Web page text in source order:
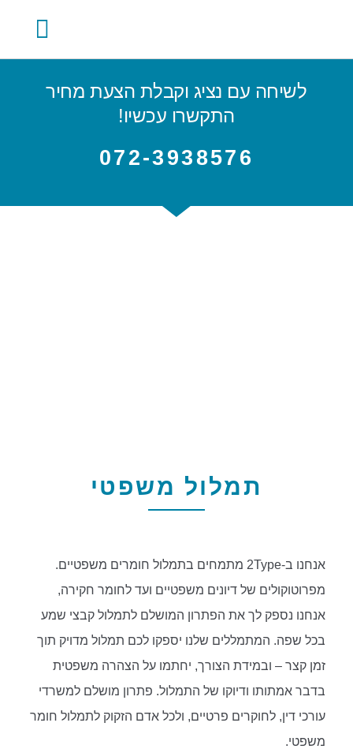
לשיחה עם נציג וקבלת הצעת מחיר
התקשרו עכשיו!
072-3938576
תמלול משפטי
אנחנו ב-2Type מתמחים בתמלול חומרים משפטיים.
מפרוטוקולים של דיונים משפטיים ועד לחומר חקירה,
אנחנו נספק לך את הפתרון המושלם לתמלול קבצי שמע
בכל שפה. המתמללים שלנו יספקו לכם תמלול מדויק תוך
זמן קצר – ובמידת הצורך, יחתמו על הצהרה משפטית
בדבר אמתותו ודיוקו של התמלול. פתרון מושלם למשרדי
עורכי דין, לחוקרים פרטיים, ולכל אדם הזקוק לתמלול חומר
משפטי.